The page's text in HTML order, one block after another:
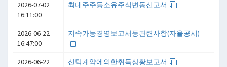
2026-07-02
16:11:00
최대주주등소유주식변동신고서
2026-06-22
16:47:00
지속가능경영보고서등관련사항(자율공시)
2026-06-22
신탁계약에의한취득상황보고서